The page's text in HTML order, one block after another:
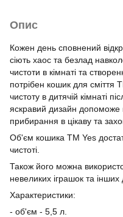
Опис
Кожен день сповнений
сіють хаос та безлад
чистоти в кімнаті та
потрібен кошик для сміття
чистоту в дитячій кімнаті
яскравий дизайн допоможе
прибирання в цікаву та
Об'єм кошика TM Yes
чистоті.
Також його можна
невеликих іграшок та інших
Характеристики:
- об'єм - 5,5 л.